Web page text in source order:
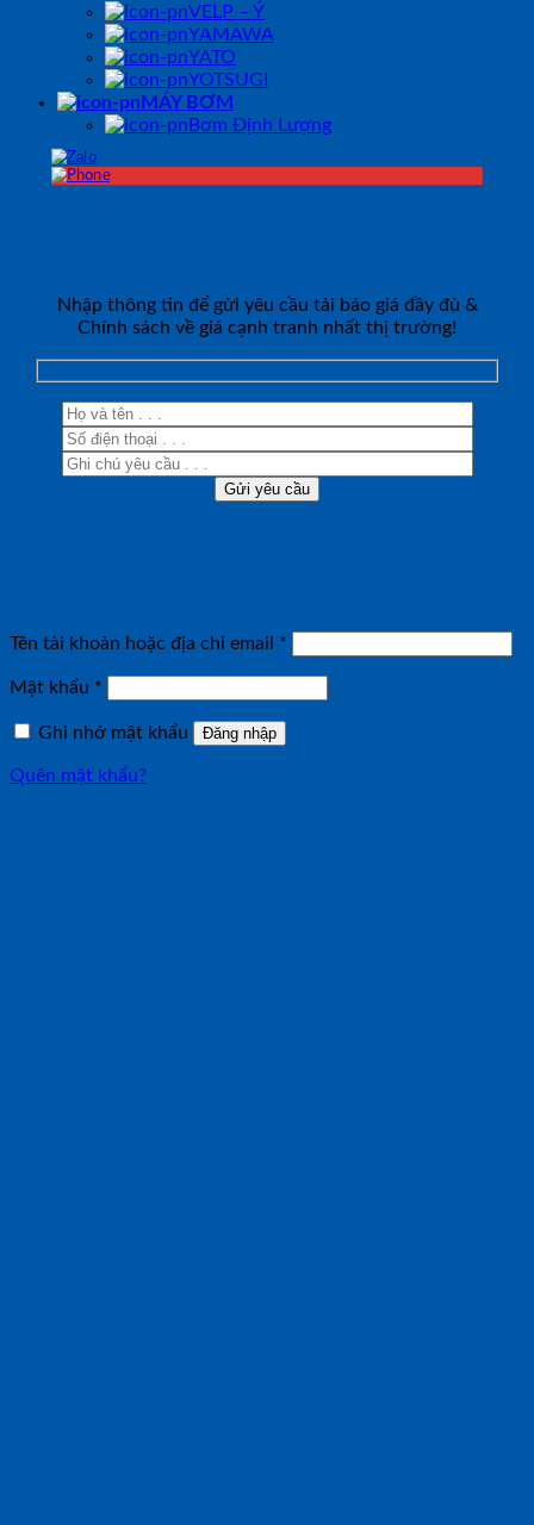
VELP – Ý
YAMAWA
YATO
YOTSUGI
MÁY BƠM
Bơm Định Lượng
Nhập thông tin để gửi yêu cầu tải báo giá đầy đủ &
Chính sách về giá cạnh tranh nhất thị trường!
Tên tài khoản hoặc địa chỉ email *
Mật khẩu *
Ghi nhớ mật khẩu
Đăng nhập
Quên mật khẩu?